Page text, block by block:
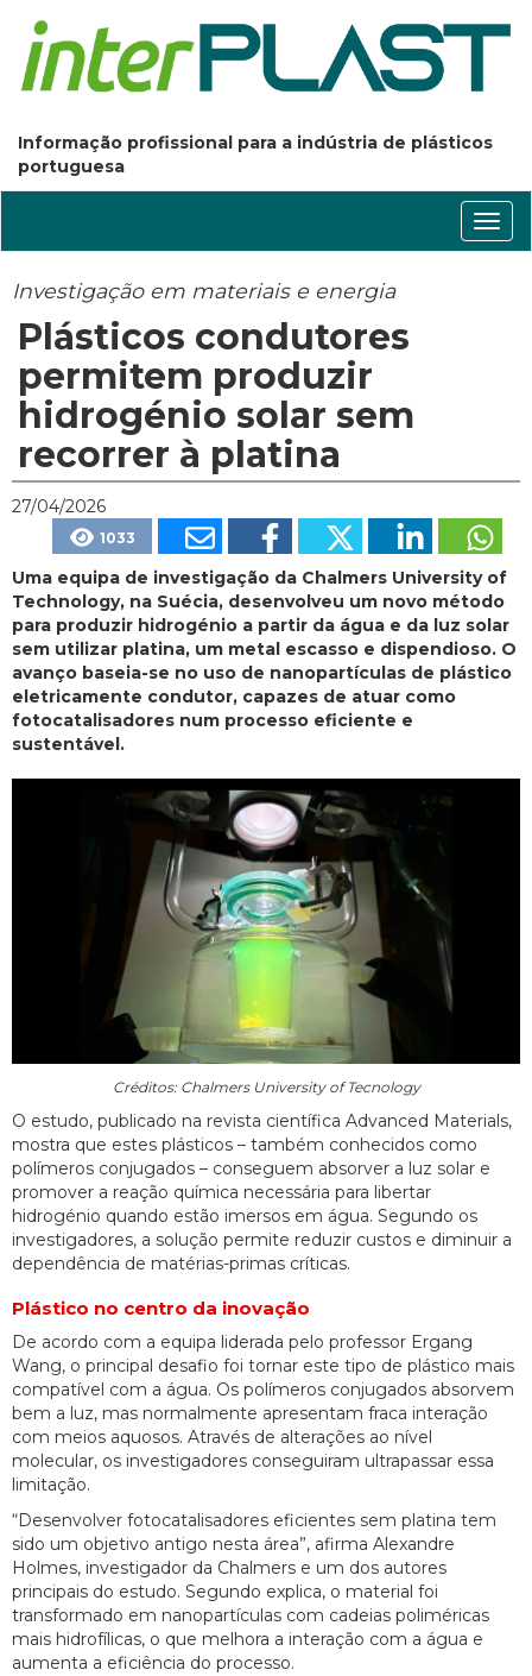
Informação profissional para a indústria de plásticos
portuguesa
Investigação em materiais e energia
Plásticos condutores
permitem produzir
hidrogénio solar sem
recorrer à platina
27/04/2026
1033
Uma equipa de investigação da Chalmers University of
Technology, na Suécia, desenvolveu um novo método
para produzir hidrogénio a partir da água e da luz solar
sem utilizar platina, um metal escasso e dispendioso. O
avanço baseia-se no uso de nanopartículas de plástico
eletricamente condutor, capazes de atuar como
fotocatalisadores num processo eficiente e
sustentável.
Créditos: Chalmers University of Tecnology
O estudo, publicado na revista científica Advanced Materials,
mostra que estes plásticos – também conhecidos como
polímeros conjugados – conseguem absorver a luz solar e
promover a reação química necessária para libertar
hidrogénio quando estão imersos em água. Segundo os
investigadores, a solução permite reduzir custos e diminuir a
dependência de matérias-primas críticas.
Plástico no centro da inovação
De acordo com a equipa liderada pelo professor Ergang
Wang, o principal desafio foi tornar este tipo de plástico mais
compatível com a água. Os polímeros conjugados absorvem
bem a luz, mas normalmente apresentam fraca interação
com meios aquosos. Através de alterações ao nível
molecular, os investigadores conseguiram ultrapassar essa
limitação.
“Desenvolver fotocatalisadores eficientes sem platina tem
sido um objetivo antigo nesta área”, afirma Alexandre
Holmes, investigador da Chalmers e um dos autores
principais do estudo. Segundo explica, o material foi
transformado em nanopartículas com cadeias poliméricas
mais hidrofílicas, o que melhora a interação com a água e
aumenta a eficiência do processo.